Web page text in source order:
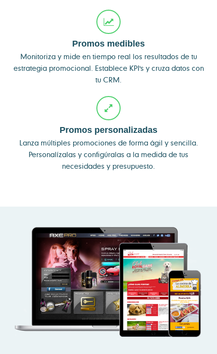
Promos medibles
Monitoriza y mide en tiempo real los resultados de tu
estrategia promocional. Establece KPI's y cruza datos con
tu CRM.
Promos personalizadas
Lanza múltiples promociones de forma ágil y sencilla.
Personalízalas y configúralas a la medida de tus
necesidades y presupuesto.